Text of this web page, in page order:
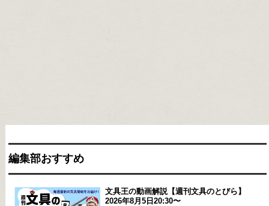
編集部おすすめ
文具王の動画解説【週刊文具のとびら】
2026年8月5日20:30〜